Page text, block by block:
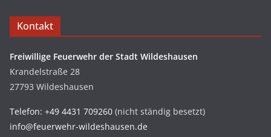
Kontakt
Freiwillige Feuerwehr der Stadt Wildeshausen
Krandelstraße 28
27793 Wildeshausen
Telefon: +49 4431 709260 (nicht ständig besetzt)
info@feuerwehr-wildeshausen.de